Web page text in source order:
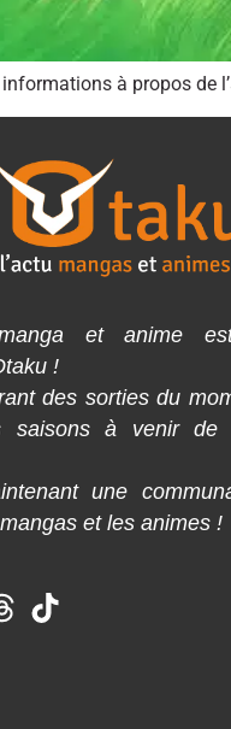
à propos de
manga et anime
!
des sorties du
saisons à venir de
une
et les animes !